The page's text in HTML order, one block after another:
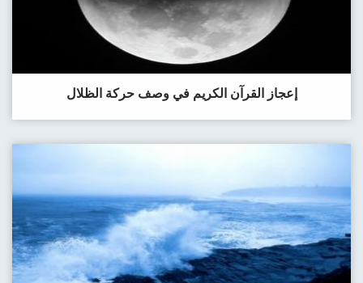
إعجاز القرآن الكريم في وصف حركة الظلال